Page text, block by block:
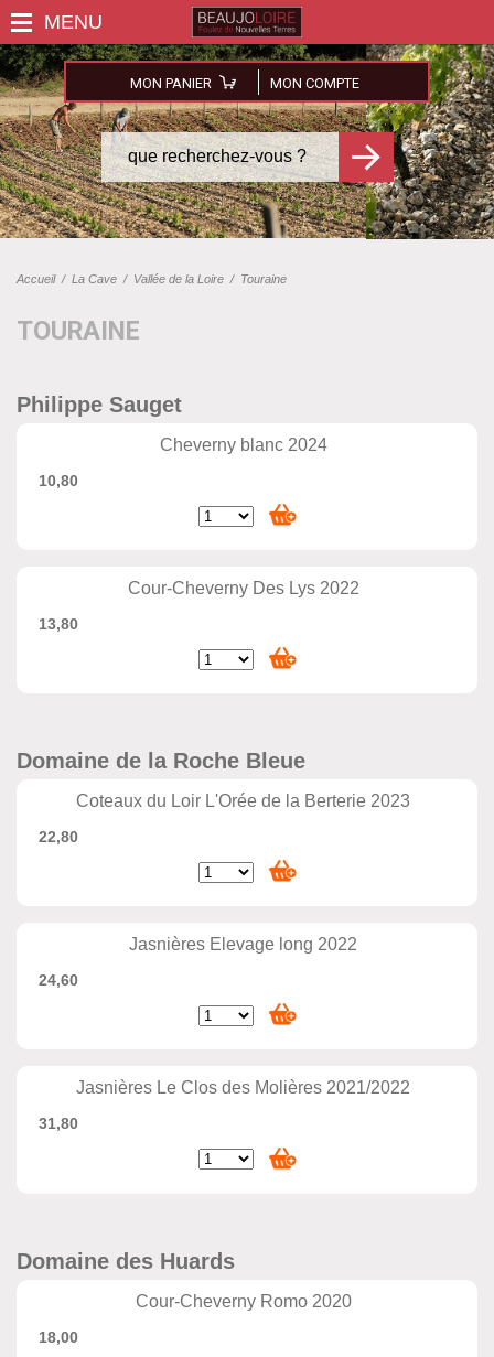
MON PANIER MON COMPTE
Accueil/ La Cave / Vallée de la Loire / Touraine
TOURAINE
Philippe Sauget
Cheverny blanc 2024
10,80
Cour-Cheverny Des Lys 2022
13,80
Domaine de la Roche Bleue
Coteaux du Loir L'Orée de la Berterie 2023
22,80
Jasnières Elevage long 2022
24,60
Jasnières Le Clos des Molières 2021/2022
31,80
Domaine des Huards
Cour-Cheverny Romo 2020
18,00